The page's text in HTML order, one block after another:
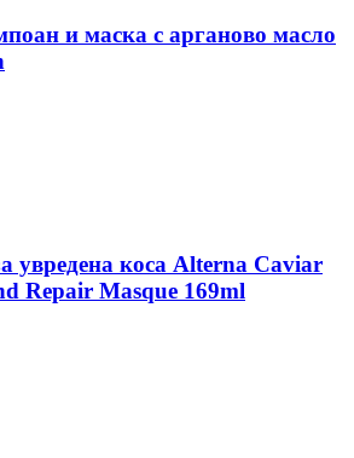
и маска с арганово масло
увредена коса Alterna Caviar
Repair Masque 169ml